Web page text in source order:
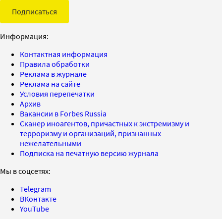
Подписаться
Информация:
Контактная информация
Правила обработки
Реклама в журнале
Реклама на сайте
Условия перепечатки
Архив
Вакансии в Forbes Russia
Сканер иноагентов, причастных к экстремизму и
терроризму и организаций, признанных
нежелательными
Подписка на печатную версию журнала
Мы в соцсетях:
Telegram
ВКонтакте
YouTube